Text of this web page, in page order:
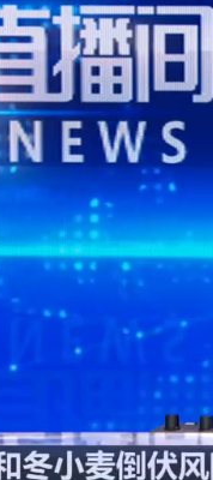
栏目 片库 热播榜